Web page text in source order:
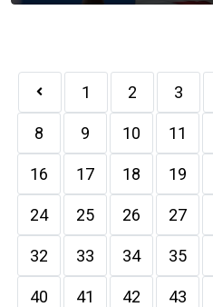
1 2 3
8 9 10 11
16 17 18 19
24 25 26 27
32 33 34 35
40 41 42 43